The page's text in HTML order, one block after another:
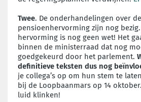
Twee. De onderhandelingen over de
pensioenhervorming zijn nog bezig.
hervorming is nog geen wet! Het
binnen de ministerraad dat nog
goedgekeurd door het parlement.
definitieve teksten dus nog
je collega’s op om hun stem te
bij de Loopbaanmars op 14
luid klinken!